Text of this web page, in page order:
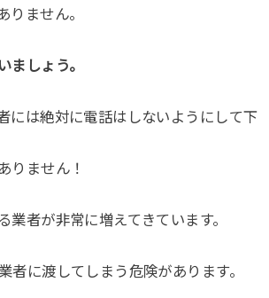
りません。
ましょう。
には絶対に電話はしないようにして下
りません！
者が非常に増えてきています。
に渡してしまう危険があります。